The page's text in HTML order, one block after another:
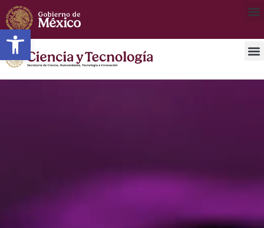
Open toolbar